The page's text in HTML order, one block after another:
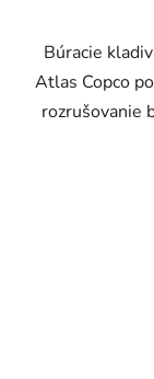
Búracie
Atlas Copco
rozrušovanie